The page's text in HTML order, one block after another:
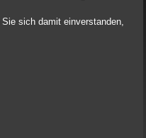
sich damit einverstanden,